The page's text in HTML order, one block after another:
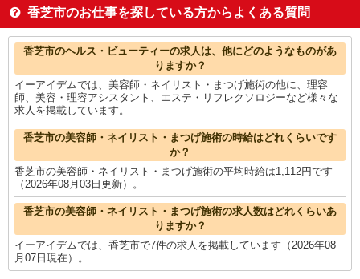
フォークリフト1,400円
レストラン・専門料理店
1,375円
金属加工1,340円
香芝市の他の職種の平均時給を見る
香芝市のお仕事を探している方からよくある質問
香芝市のヘルス・ビューティーの求人は、他にどのようなものがあ
りますか？
イーアイデムでは、美容師・ネイリスト・まつげ施術の他に、理容
師、美容・理容アシスタント、エステ・リフレクソロジーなど様々な
求人を掲載しています。
香芝市の美容師・ネイリスト・まつげ施術の時給はどれくらいです
か？
香芝市の美容師・ネイリスト・まつげ施術の平均時給は1,112円です
（2026年08月03日更新）。
香芝市の美容師・ネイリスト・まつげ施術の求人数はどれくらいあ
りますか？
イーアイデムでは、香芝市で7件の求人を掲載しています（2026年08
月07日現在）。